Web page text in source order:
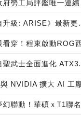
《我獨自升級